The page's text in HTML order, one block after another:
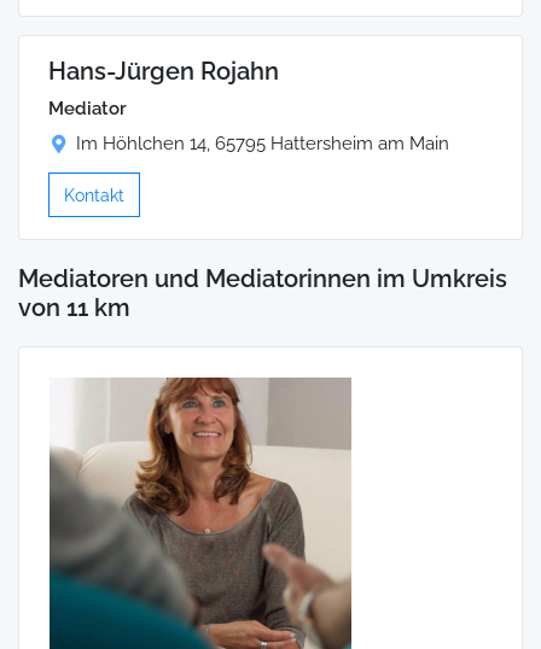
Hans-Jürgen Rojahn
Mediator
Im Höhlchen 14, 65795 Hattersheim am Main
Kontakt
Mediatoren und Mediatorinnen im Umkreis
von 11 km